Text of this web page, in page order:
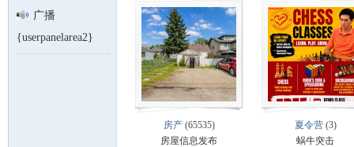
广播
{userpanelarea2}
房产(65535)
房屋信息发布
夏令营(3)
蜗牛突击